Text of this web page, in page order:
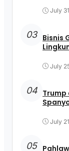
July
03 Bisnis
July
04 Trump
July
05